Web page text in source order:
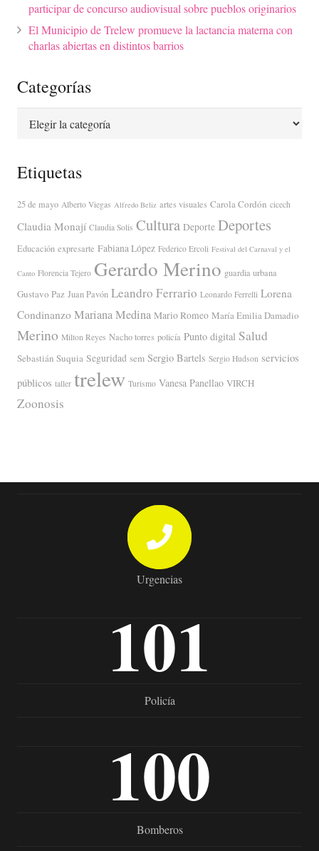
participar de concurso audiovisual sobre pueblos originarios
El Municipio de Trelew promueve la lactancia materna con
charlas abiertas en distintos barrios
Categorías
Etiquetas
25 de mayo Alberto Viegas Alfredo Beliz artes visuales Carola Cordón cicech
Claudia Monají Claudia Solis Cultura Deporte Deportes
Educación expresarte Fabiana López Federico Ercoli Festival del Carnaval y el
Canto Florencia Tejero Gerardo Merino guardia urbana
Gustavo Paz Juan Pavón Leandro Ferrario Leonardo Ferrelli Lorena
Condinanzo Mariana Medina Mario Romeo María Emilia Damadio
Merino Milton Reyes Nacho torres policía Punto digital Salud
Sebastián Suquia Seguridad sem Sergio Bartels Sergio Hudson servicios
públicos taller trelew Turismo Vanesa Panellao VIRCH
Zoonosis
Urgencias
101
Policía
100
Bomberos